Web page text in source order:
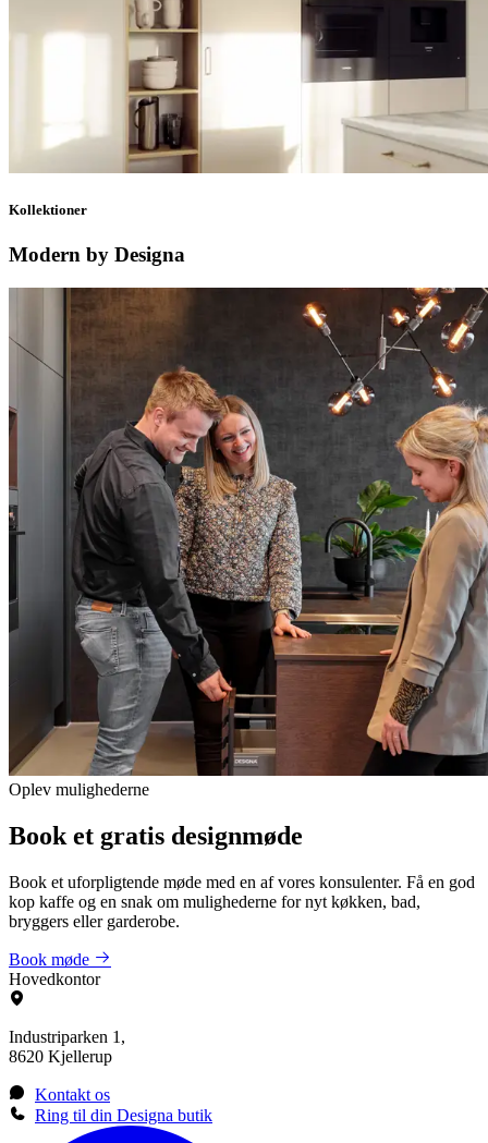
Kollektioner
Modern by Designa
Oplev mulighederne
Book et gratis designmøde
Book et uforpligtende møde med en af vores konsulenter. Få en god
kop kaffe og en snak om mulighederne for nyt køkken, bad,
bryggers eller garderobe.
Book møde
Hovedkontor
Industriparken 1,
8620 Kjellerup
Kontakt os
Ring til din Designa butik